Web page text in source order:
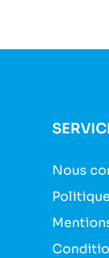
Nous